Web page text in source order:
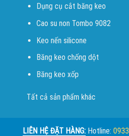
Dụng cụ cắt băng keo
Cao su non Tombo 9082
Keo nến silicone
Băng keo chống dột
Băng keo xốp
Tất cả sản phẩm khác
LIÊN HỆ ĐẶT HÀNG: Hotline:0933